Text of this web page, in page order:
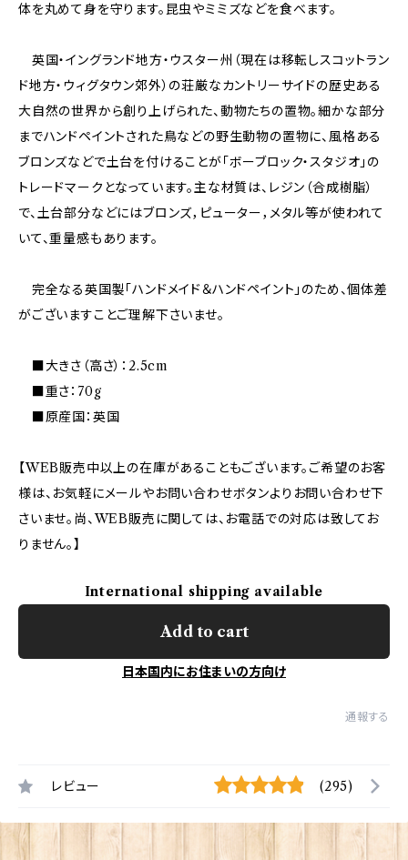
体を丸めて身を守ります。昆虫やミミズなどを食べます。
英国・イングランド地方・ウスター州（現在は移転しスコットラン
ド地方・ウィグタウン郊外）の荘厳なカントリーサイドの歴史ある
大自然の世界から創り上げられた、動物たちの置物。細かな部分
までハンドペイントされた鳥などの野生動物の置物に、風格ある
ブロンズなどで土台を付けることが「ボーブロック・スタジオ」の
トレードマークとなっています。主な材質は、レジン（合成樹脂）
で、土台部分などにはブロンズ，ピューター，メタル等が使われて
いて、重量感もあります。
完全なる英国製「ハンドメイド＆ハンドペイント」のため、個体差
がございますことご理解下さいませ。
■大きさ（高さ）：2.5cm
■重さ：70g
■原産国：英国
【WEB販売中以上の在庫があることもございます。ご希望のお客
様は、お気軽にメールやお問い合わせボタンよりお問い合わせ下
さいませ。尚、WEB販売に関しては、お電話での対応は致してお
りません。】
International shipping available
Add to cart
日本国内にお住まいの方向け
通報する
レビュー (295)